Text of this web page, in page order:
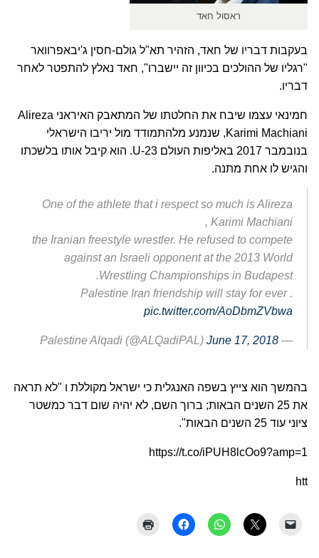
ראסול חאד
בעקבות דבריו של חאד, הזהיר תא"ל גולם-חסין ג'יבאפרוואר
"רגליו של ההולכים בכיוון זה יישברו", חאד נאלץ להתפטר לאחר
דבריו.
חמינאי עצמו שיבח את החלטתו של המתאבק האיראני Alireza
Karimi Machiani, שנמנע מלהתמודד מול יריבו הישראלי
בנובמבר 2017 באליפות העולם U-23. הוא קיבל אותו בלשכתו
והגיש לו אחת מתנה.
One of the athlete that i respect so much is Alireza
Karimi Machiani ,
the Iranian freestyle wrestler. He refused to compete
against an Israeli opponent at the 2013 World
Wrestling Championships in Budapest.
Palestine Iran friendship will stay for ever .
pic.twitter.com/AoDbmZVbwa
— Palestine Alqadi (@ALQadiPAL)
June 17, 2018
בהמשך הוא צייץ בשפה האנגלית כי ישראל מקוללת ו "לא תראה
את 25 השנים הבאות; ברוך השם, לא יהיה שום דבר כמשטר
ציוני עוד 25 השנים הבאות".
https://t.co/iPUH8lcOo9?amp=1
htt